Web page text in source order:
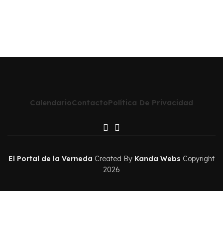
CalendarioContactoPolítica De Privacidad
El Portal de la Verneda Created By Kanda Webs Copyright
2026